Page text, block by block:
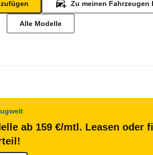
Zu meinen Fahrzeugen
Alle Modelle
ab 159 €/mtl. Leasen oder